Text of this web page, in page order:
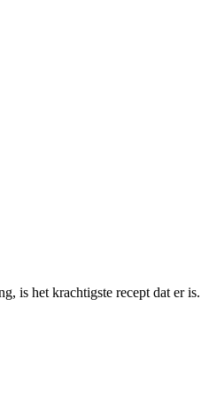
is het krachtigste recept dat er is.